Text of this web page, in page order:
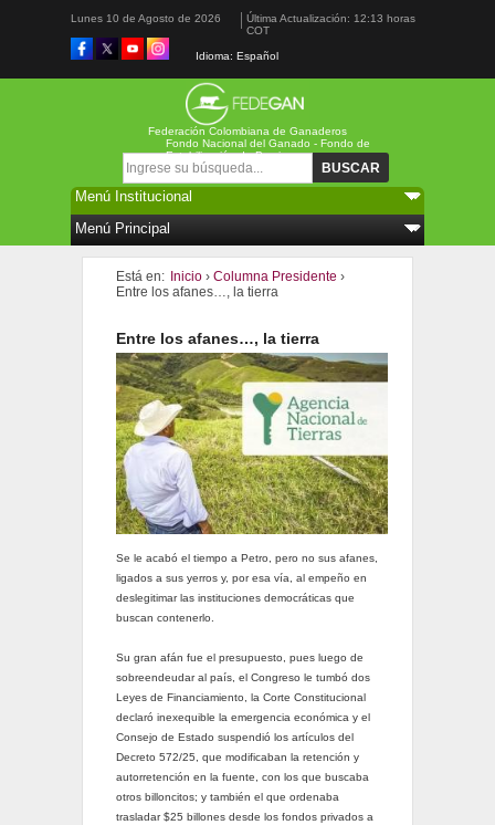
Lunes 10 de Agosto de 2026
Última Actualización: 12:13 horas
COT
Idioma: Español
Federación Colombiana de Ganaderos
Formulario de búsqueda
Fondo Nacional del Ganado - Fondo de
Estabilización de Precios
Está en: Inicio › Columna Presidente ›
Entre los afanes…, la tierra
Entre los afanes…, la tierra
Se le acabó el tiempo a Petro, pero no sus afanes,
ligados a sus yerros y, por esa vía, al empeño en
deslegitimar las instituciones democráticas que
buscan contenerlo.
Su gran afán fue el presupuesto, pues luego de
sobreendeudar al país, el Congreso le tumbó dos
Leyes de Financiamiento, la Corte Constitucional
declaró inexequible la emergencia económica y el
Consejo de Estado suspendió los artículos del
Decreto 572/25, que modificaban la retención y
autorretención en la fuente, con los que buscaba
otros billoncitos; y también el que ordenaba
trasladar $25 billones desde los fondos privados a